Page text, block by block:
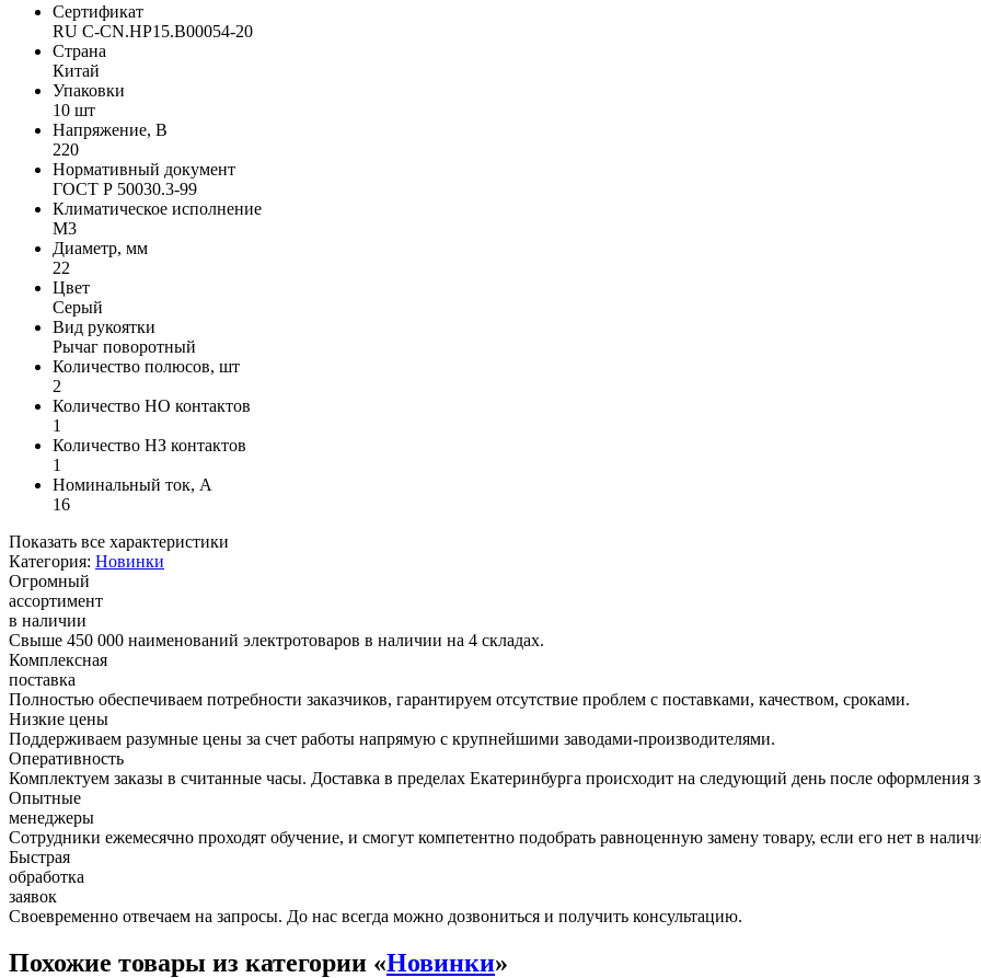
Сертификат
RU C-CN.НР15.B00054-20
Страна
Китай
Упаковки
10 шт
Напряжение, В
220
Нормативный документ
ГОСТ Р 50030.3-99
Климатическое исполнение
М3
Диаметр, мм
22
Цвет
Серый
Вид рукоятки
Рычаг поворотный
Количество полюсов, шт
2
Количество НО контактов
1
Количество НЗ контактов
1
Номинальный ток, А
16
Показать все характеристики
Категория: Новинки
Огромный
ассортимент
в наличии
Свыше 450 000 наименований электротоваров в наличии на 4 складах.
Комплексная
поставка
Полностью обеспечиваем потребности заказчиков, гарантируем отсутствие проблем с поставками, качеством, сроками.
Низкие цены
Поддерживаем разумные цены за счет работы напрямую с крупнейшими заводами-производителями.
Оперативность
Комплектуем заказы в считанные часы. Доставка в пределах Екатеринбурга происходит на следующий день после оформления
Опытные
менеджеры
Сотрудники ежемесячно проходят обучение, и смогут компетентно подобрать равноценную замену товару, если его нет в
Быстрая
обработка
заявок
Своевременно отвечаем на запросы. До нас всегда можно дозвониться и получить консультацию.
Похожие товары из категории «Новинки»